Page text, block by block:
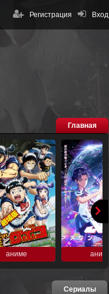
Вход
Регистрация
Главная
аниме аниме
Сериалы